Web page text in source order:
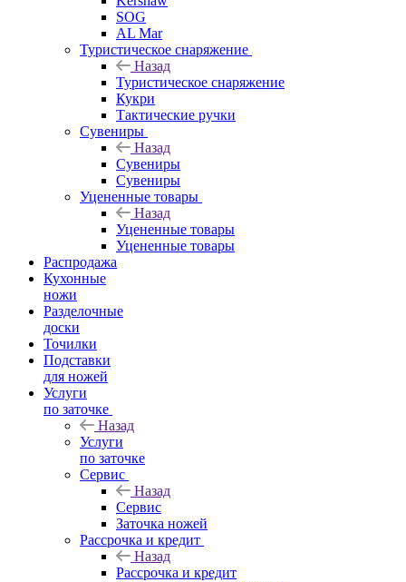
SOG
AL Mar
Туристическое снаряжение
Назад
Туристическое снаряжение
Кукри
Тактические ручки
Сувениры
Назад
Сувениры
Сувениры
Уцененные товары
Назад
Уцененные товары
Уцененные товары
Распродажа
Кухонные
ножи
Разделочные
доски
Точилки
Подставки
для ножей
Услуги
по заточке
Назад
Услуги
по заточке
Сервис
Назад
Сервис
Заточка ножей
Рассрочка и кредит
Назад
Рассрочка и кредит